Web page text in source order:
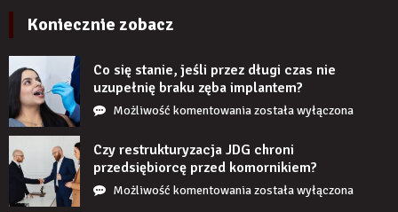
zamontowaniu?
Koniecznie zobacz
Co się stanie, jeśli przez długi czas nie
uzupełnię braku zęba implantem?
Możliwość komentowaniaCo
stanie,
jeśli
przez
została wyłączona
Czy restrukturyzacja JDG chroni
przedsiębiorcę przed komornikiem?
Możliwość komentowaniaCzy
została wyłączona